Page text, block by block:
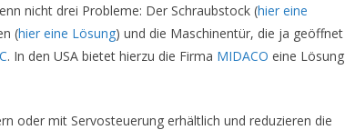
nicht drei Probleme: Der Schraubstock (hier eine
(hier eine Lösung) und die Maschinentür, die ja geöffnet
. In den USA bietet hierzu die Firma MIDACO eine Lösung
oder mit Servosteuerung erhältlich und reduzieren die